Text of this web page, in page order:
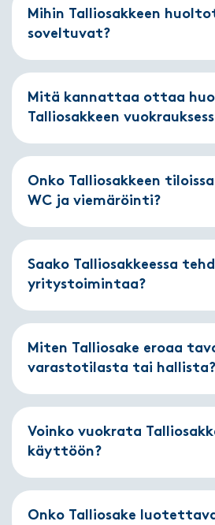
Mihin Talliosakkeen
soveltuvat?
Mitä kannattaa ottaa
Talliosakkeen
Onko Talliosakkeen
WC ja viemäröinti?
Saako Talliosakkeessa
yritystoimintaa?
Miten Talliosake eroaa
varastotilasta tai hallista?
Voinko vuokrata
käyttöön?
Onko Talliosake